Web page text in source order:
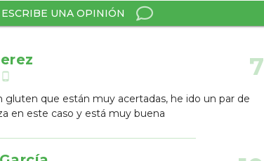
ESCRIBE UNA OPINIÓN
phone_android 7
gluten que están muy acertadas, he ido un par de
en este caso y está muy buena